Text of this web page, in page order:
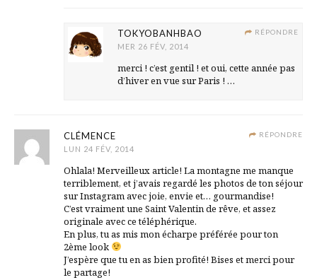
RÉPONDRE
TOKYOBANHBAO
MER 26 FÉV, 2014
merci ! c’est gentil ! et oui, cette année pas
d’hiver en vue sur Paris ! …
RÉPONDRE
CLÉMENCE
LUN 24 FÉV, 2014
Ohlala! Merveilleux article! La montagne me manque
terriblement, et j’avais regardé les photos de ton séjour
sur Instagram avec joie, envie et… gourmandise!
C’est vraiment une Saint Valentin de rêve, et assez
originale avec ce téléphérique.
En plus, tu as mis mon écharpe préférée pour ton
2ème look
J’espère que tu en as bien profité! Bises et merci pour
le partage!